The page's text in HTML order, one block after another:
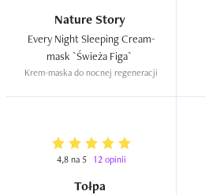
Nature Story
Every Night Sleeping Cream-
Krem-maska do nocnej regeneracji
4,8 na 5 12 opinii
Tołpa